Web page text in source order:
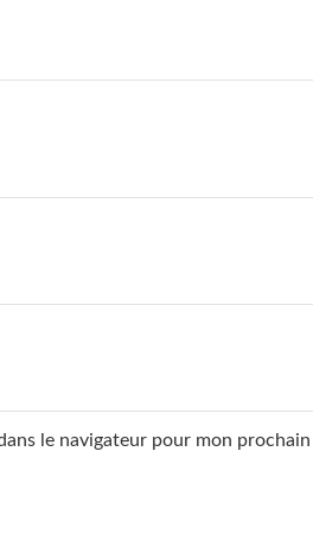
le navigateur pour mon